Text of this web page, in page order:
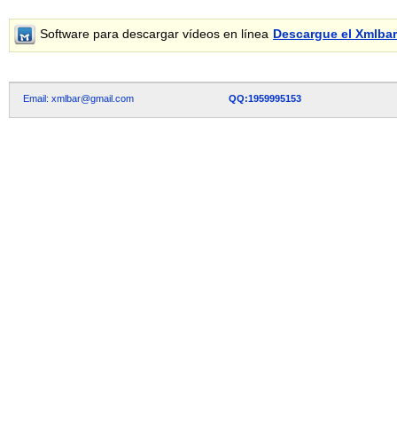
Software para descargar vídeos en línea Descargue el
Email: xmlbar@gmail.com QQ:1959995153